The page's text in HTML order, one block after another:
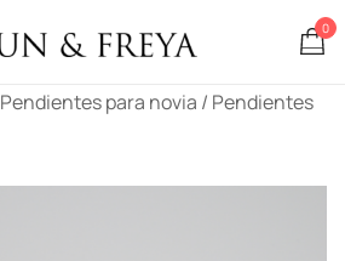
0
Pendientes para novia / Pendientes